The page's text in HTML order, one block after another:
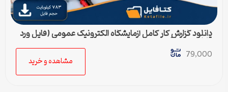
دانلود گزارش کار کامل آزمایشگاه الکترونیک عمومی (فایل ورد
قابل ویرایش)
79,000
مشاهده و خرید